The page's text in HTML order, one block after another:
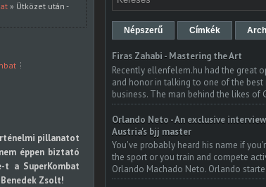
» Ütközet után -
pillanatot
éppen biztató
t a SuperKombat
Zsolt!
Népszerű Címkék
Firas Zahabi - Mastering the Art
Recently ellenfelem.hu had the great
and honor in talking to one of the best
business. The man behind the likes of
Orlando Neto - An exclusive
Austria's bjj master
You've probably heard his name if
the sport or you train and compete
Orlando Machado Neto. Orlando